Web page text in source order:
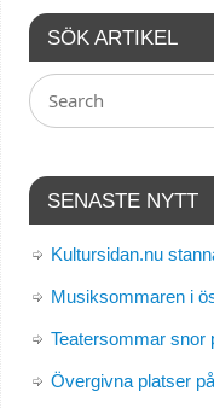
SÖK ARTIKEL
SENASTE NYTT
Kultursidan.nu
Musiksommaren i
Teatersommar snor
Övergivna platser